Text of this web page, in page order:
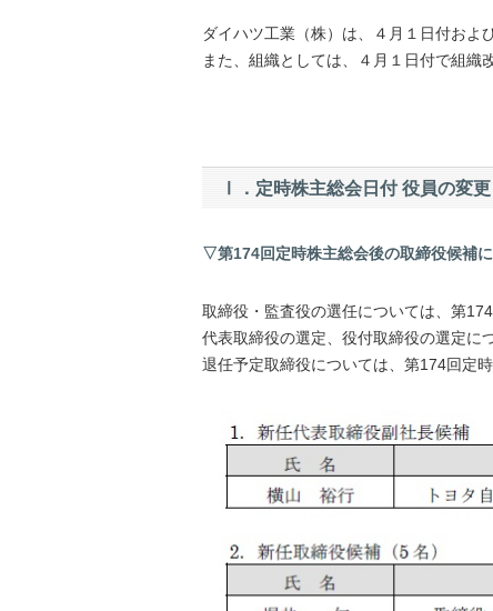
ダイハツ工業（株）は、４月１日付およ
また、組織としては、４月１日付で組織
Ⅰ．定時株主総会日付 役員の変更
▽第174回定時株主総会後の取締役候補
取締役・監査役の選任については、第
代表取締役の選定、役付取締役の選定に
退任予定取締役については、第174回定